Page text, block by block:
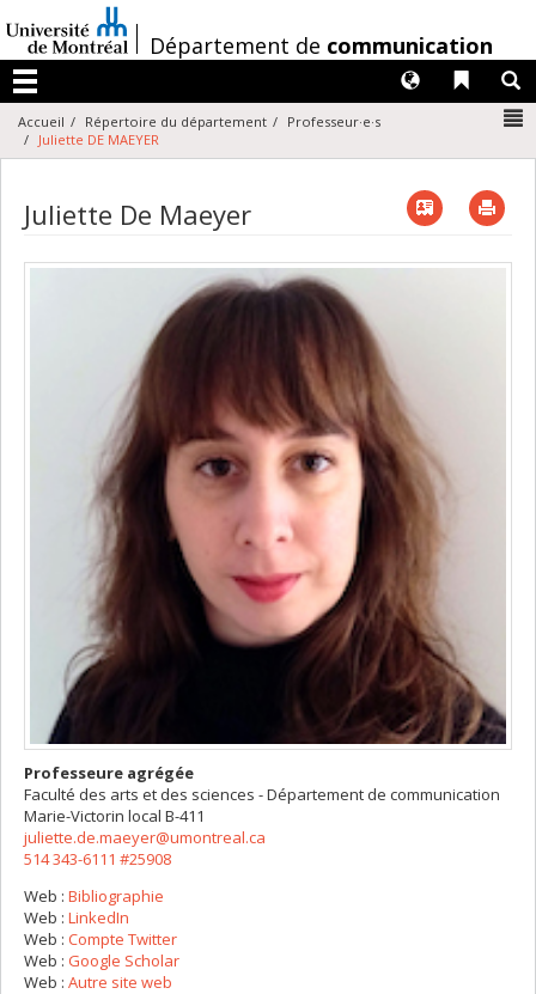
au
contenu
/Département de communication
Menu
Liens
Langues
Accueil Répertoire du département
Professeur·e·s
Juliette DE MAEYER
Juliette De Maeyer Vcard
Professeure agrégée
Faculté des arts et des sciences - Département de communication
Marie-Victorin local B-411
juliette.de.maeyer@umontreal.ca
514 343-6111 #25908
Web : Bibliographie
Web : LinkedIn
Web : Compte Twitter
Web : Google Scholar
Web : Autre site web